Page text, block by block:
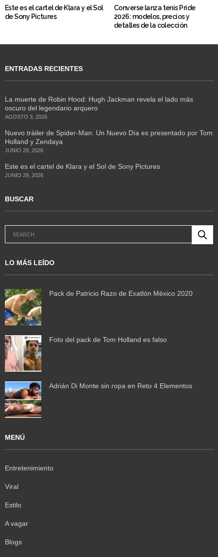
Este es el cartel de Klara y el Sol
de Sony Pictures
Converse lanza tenis Pride
2026: modelos, precios y
detalles de la colección
ENTRADAS RECIENTES
La muerte de Robin Hood: Hugh Jackman revela el lado más
oscuro del legendario arquero
AGOSTO 3, 2026
Nuevo tráiler de Spider-Man: Un Nuevo Día es presentado por Tom
Holland y Zendaya
JUNIO 29, 2026
Este es el cartel de Klara y el Sol de Sony Pictures
JUNIO 29, 2026
BUSCAR
LO MÁS LEÍDO
Pack de Patricio Razo de Exatlón México 2020
Foto del pack de Tom Holland es falso
Adrián Di Monte sin ropa en Reto 4 Elementos
MENÚ
Entretenimiento
Viral
Estilo
A vagar
Blogs